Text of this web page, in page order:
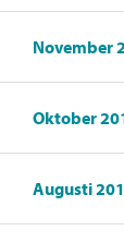
November
Oktober
Augusti